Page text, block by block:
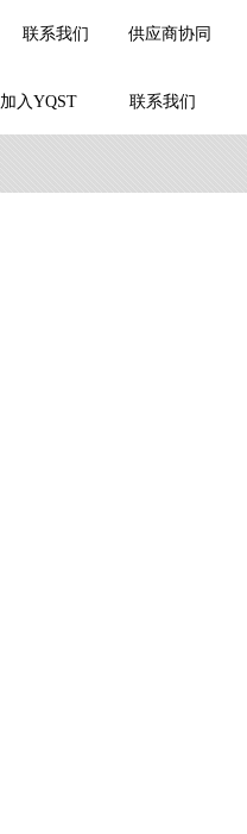
联系我们 供应商协同
加入YQST 联系我们